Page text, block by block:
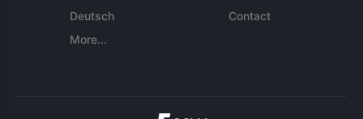
Deutsch
More...
Contact